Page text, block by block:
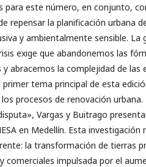
para este número, en conjunto,
repensar la planificación urbana
y ambientalmente sensible.
exige que abandonemos las
abracemos la complejidad de las
primer tema principal de esta
procesos de renovación
Vargas y Buitrago
en Medellín. Esta
la transformación de tierras
comerciales impulsada por el